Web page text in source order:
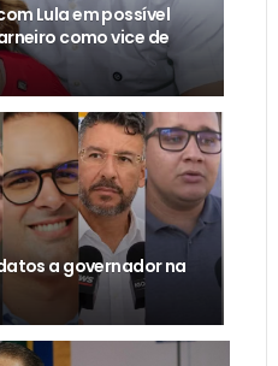
Lula em possível
como vice de
a governador na